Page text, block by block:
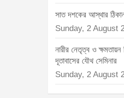
সাত দশকের আস্থার
Sunday, 2 August
নারীর নেতৃত্ব ও
দূতাবাসের যৌথ সেমিনার
Sunday, 2 August